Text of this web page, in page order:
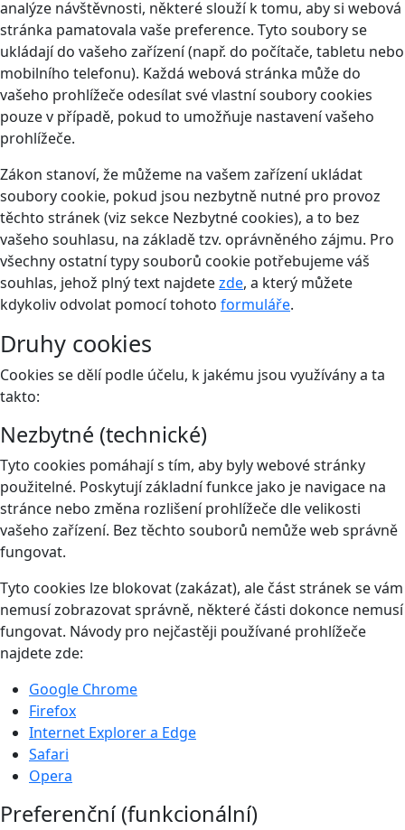
analýze návštěvnosti, některé slouží k tomu, aby si webová
stránka pamatovala vaše preference. Tyto soubory se
ukládají do vašeho zařízení (např. do počítače, tabletu nebo
mobilního telefonu). Každá webová stránka může do
vašeho prohlížeče odesílat své vlastní soubory cookies
pouze v případě, pokud to umožňuje nastavení vašeho
prohlížeče.
Zákon stanoví, že můžeme na vašem zařízení ukládat
soubory cookie, pokud jsou nezbytně nutné pro provoz
těchto stránek (viz sekce Nezbytné cookies), a to bez
vašeho souhlasu, na základě tzv. oprávněného zájmu. Pro
všechny ostatní typy souborů cookie potřebujeme váš
souhlas, jehož plný text najdetezde, a který můžete
kdykoliv odvolat pomocí tohoto formuláře.
Druhy cookies
Cookies se dělí podle účelu, k jakému jsou využívány a ta
takto:
Nezbytné (technické)
Tyto cookies pomáhají s tím, aby byly webové stránky
použitelné. Poskytují základní funkce jako je navigace na
stránce nebo změna rozlišení prohlížeče dle velikosti
vašeho zařízení. Bez těchto souborů nemůže web správně
fungovat.
Tyto cookies lze blokovat (zakázat), ale část stránek se vám
nemusí zobrazovat správně, některé části dokonce nemusí
fungovat. Návody pro nejčastěji používané prohlížeče
najdete zde:
Google Chrome
Firefox
Internet Explorer a Edge
Safari
Opera
Preferenční (funkcionální)